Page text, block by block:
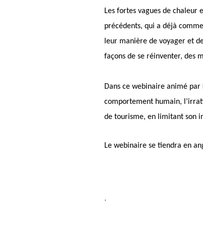
Les fortes vagues de chaleur
précédents, qui a déjà
leur manière de voyager et
façons de se réinventer, des
Dans ce webinaire animé
comportement humain,
de tourisme, en limitant son
Le webinaire se tiendra en
.